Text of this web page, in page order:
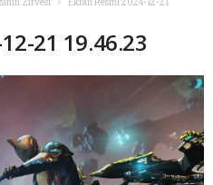
21 19.46.23